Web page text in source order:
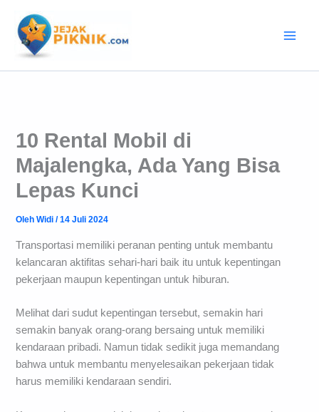
konten
10 Rental Mobil di
Majalengka, Ada Yang Bisa
Lepas Kunci
OlehWidi/14 Juli 2024
Transportasi memiliki peranan penting untuk membantu
kelancaran aktifitas sehari-hari baik itu untuk kepentingan
pekerjaan maupun kepentingan untuk hiburan.
Melihat dari sudut kepentingan tersebut, semakin hari
semakin banyak orang-orang bersaing untuk memiliki
kendaraan pribadi. Namun tidak sedikit juga memandang
bahwa untuk membantu menyelesaikan pekerjaan tidak
harus memiliki kendaraan sendiri.